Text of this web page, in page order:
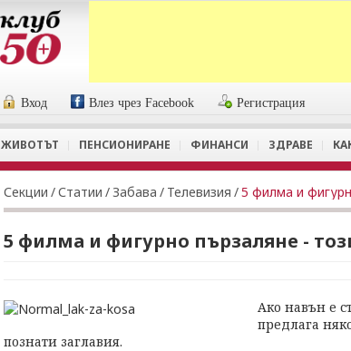
Вход Влез чрез Facebook Регистрация
ЖИВОТЪТ ПЕНСИОНИРАНЕ ФИНАНСИ ЗДРАВЕ
Секции /Статии / Забава / Телевизия /5 филма и
5 филма и фигурно пързаляне -
Ако навън е
предлага
познати заглавия.